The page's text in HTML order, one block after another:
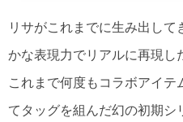
リサがこれまでに生み出し
かな表現力でリアルに再現し
これまで何度もコラボアイ
てタッグを組んだ幻の初期シ